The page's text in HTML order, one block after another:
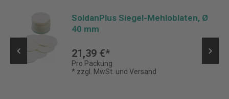
SoldanPlus Siegel-Mehloblaten, Ø
40 mm
21,39 €*
Pro Packung
* zzgl. MwSt. und Versand